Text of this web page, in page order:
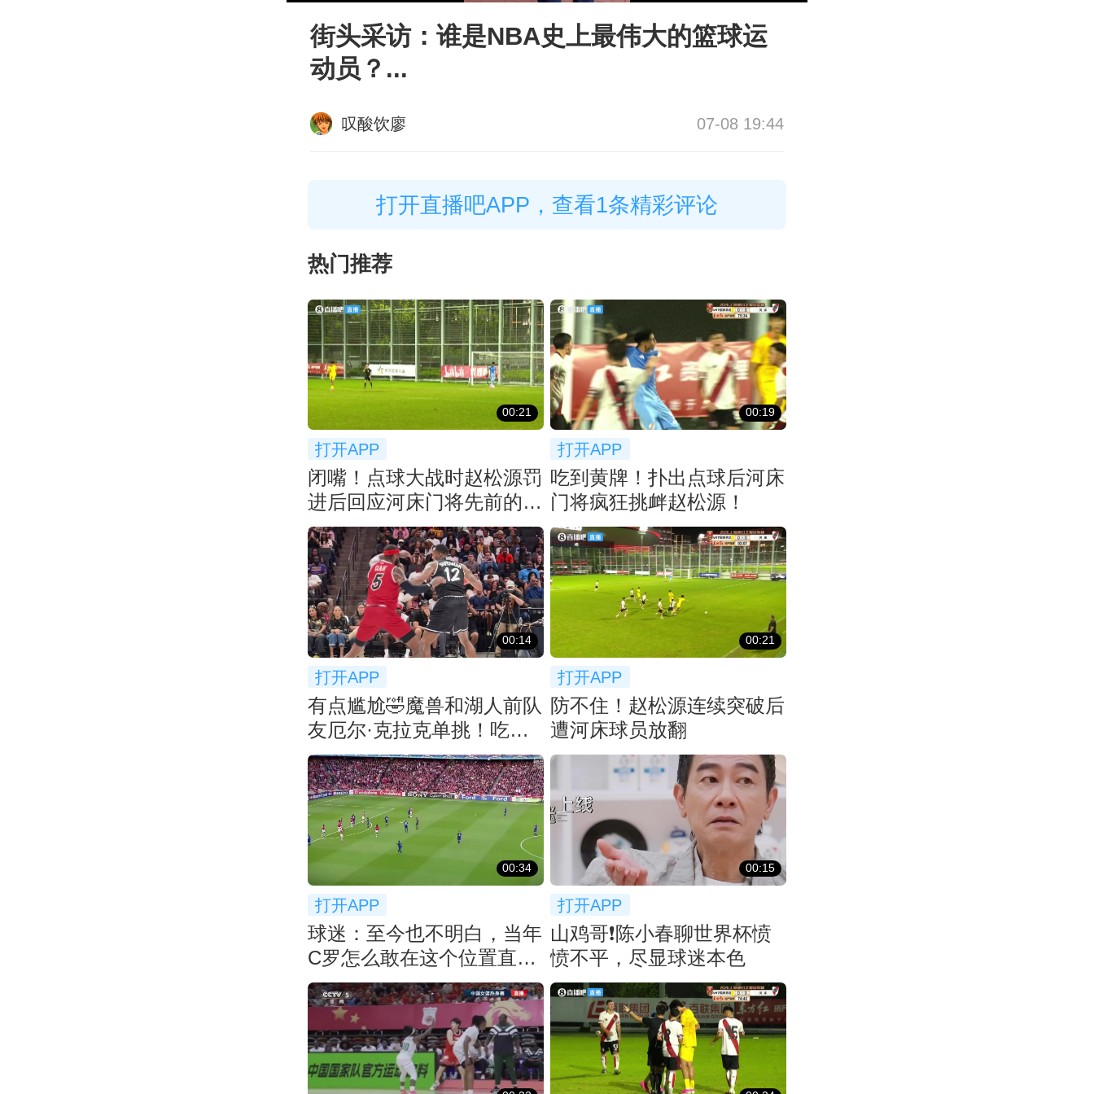
街头采访：谁是NBA史上最伟大的篮球运
动员？...
叹酸饮廖 07-08 19:44
打开直播吧APP，查看1条精彩评论
热门推荐
00:21
打开APP
闭嘴！点球大战时赵松源罚
进后回应河床门将先前的挑
衅
00:19
打开APP
吃到黄牌！扑出点球后河床
门将疯狂挑衅赵松源！
00:14
打开APP
有点尴尬🤣魔兽和湖人前队
友厄尔·克拉克单挑！吃了
个大帽！
00:21
打开APP
防不住！赵松源连续突破后
遭河床球员放翻
00:34
打开APP
球迷：至今也不明白，当年
C罗怎么敢在这个位置直接
射门
00:15
打开APP
山鸡哥❗️陈小春聊世界杯愤
愤不平，尽显球迷本色